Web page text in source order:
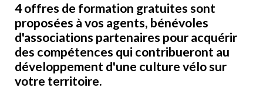
4 offres de formation gratuites sont
proposées à vos agents, bénévoles
d'associations partenaires pour acquérir
des compétences qui contribueront au
développement d'une culture vélo sur
votre territoire.